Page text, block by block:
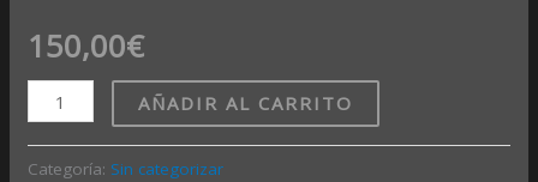
150,00€
AÑADIR AL CARRITO
Categoría: Sin categorizar